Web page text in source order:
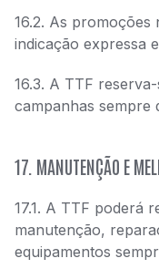
16.2. As promoções
indicação expressa
16.3. A TTF
campanhas sempre
17. MANUTENÇÃO E
17.1. A TTF poderá
manutenção,
equipamentos